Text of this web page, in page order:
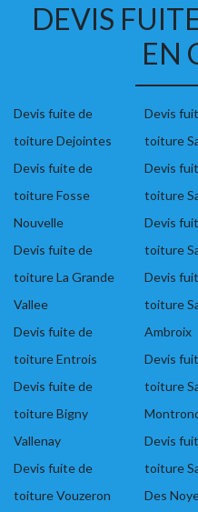
DEVIS
EN
Devis fuite de
toiture Dejointes
Devis fuite de
toiture Fosse
Nouvelle
Devis fuite de
toiture La Grande
Vallee
Devis fuite de
toiture Entrois
Devis fuite de
toiture Bigny
Vallenay
Devis fuite de
toiture Vouzeron
Devis
toiture
Devis
toiture
Devis
toiture
Devis
toiture
Ambroix
Devis
toiture
Devis
toiture
Des